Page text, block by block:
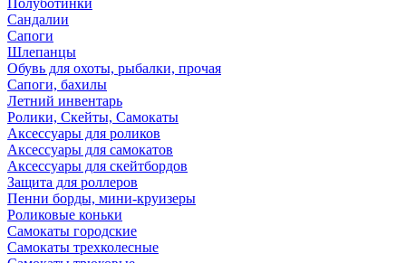
Полуботинки
Сандалии
Сапоги
Шлепанцы
Обувь для охоты, рыбалки, прочая
Сапоги, бахилы
Летний инвентарь
Ролики, Скейты, Самокаты
Аксессуары для роликов
Аксессуары для самокатов
Аксессуары для скейтбордов
Защита для роллеров
Пенни борды, мини-круизеры
Роликовые коньки
Самокаты городские
Самокаты трехколесные